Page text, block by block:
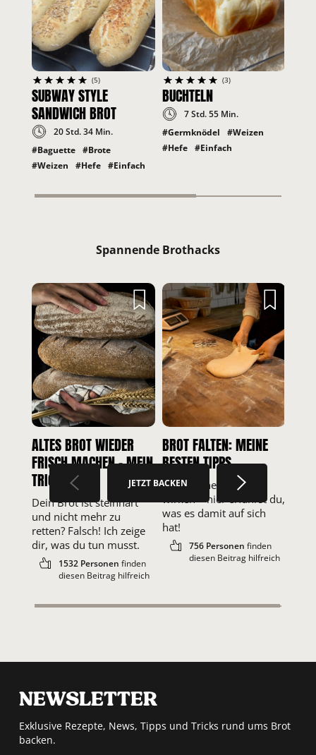
JETZT BACKEN
(5)
SUBWAY STYLE
SANDWICH BROT
20 Std. 34 Min.
#Baguette #Brote
#Weizen
#Hefe #Einfach
(3)
BUCHTELN
7 Std. 55 Min.
#Germknödel
#Weizen
#Hefe #Einfach
Spannende Brothacks
ALTES BROT WIEDER
FRISCH MACHEN – MEIN
TRICK
Dein Brot ist steinhart
und nicht mehr zu
retten? Falsch! Ich zeige
dir, was du tun musst.
1532 Personen finden
diesen Beitrag hilfreich
BROT FALTEN: MEINE
BESTEN TIPPS
Brot dehnen, falten,
wirken – hier erfährst du,
was es damit auf sich
hat!
756 Personen finden
diesen Beitrag hilfreich
NEWSLETTER
Exklusive Rezepte, News, Tipps und Tricks rund ums Brot
backen.